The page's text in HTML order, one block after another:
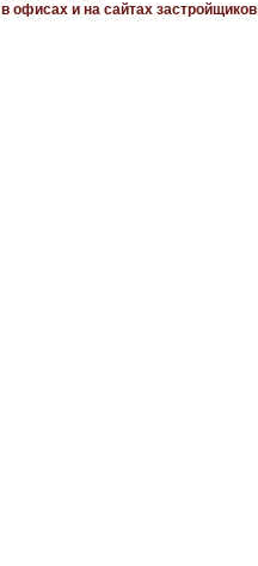
в офисах и на сайтах застройщиков